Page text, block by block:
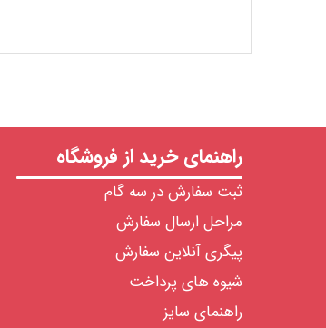
راهنمای خرید از فروشگاه
ثبت سفارش در سه گام
مراحل ارسال سفارش
پیگری آنلاین سفارش
شیوه های پرداخت
راهنمای سایز